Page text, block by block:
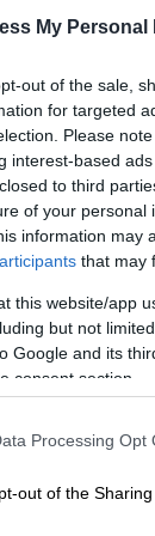
My Personal
out of the sale,
for targeted
Please
interest-based
to third
of your personal
information may
that may
this website/app
but not
Google and its
consent section.
Processing Opt
out of the
Φλώρος,
Lifestyle|
Ο
στην
ένα πολύ